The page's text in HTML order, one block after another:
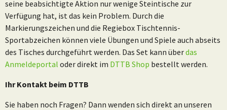
seine beabsichtigte Aktion nur wenige Steintische zur
Verfügung hat, ist das kein Problem. Durch die
Markierungszeichen und die Regiebox Tischtennis-
Sportabzeichen können viele Übungen und Spiele auch abseits
des Tisches durchgeführt werden. Das Set kann überdas
Anmeldeportal oder direkt im DTTB Shop bestellt werden.
Ihr Kontakt beim DTTB
Sie haben noch Fragen? Dann wenden sich direkt an unseren